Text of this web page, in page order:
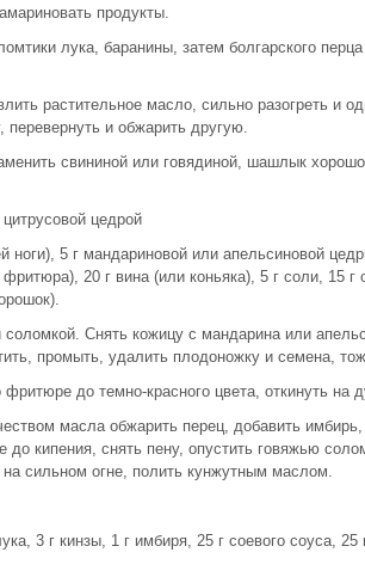
продукты.
лука, баранины, затем болгарского
растительное масло, сильно разогреть и
и обжарить другую.
свининой или говядиной, шашлык
цедрой
ноги), 5 г мандариновой или апельсиновой
20 г вина (или коньяка), 5 г соли, 15 г
соломкой. Снять кожицу с мандарина или
промыть, удалить плодоножку и семена,
до темно-красного цвета, откинуть на
масла обжарить перец, добавить
до кипения, снять пену, опустить говяжью
сильном огне, полить кунжутным маслом.
3 г кинзы, 1 г имбиря, 25 г соевого соуса, 25